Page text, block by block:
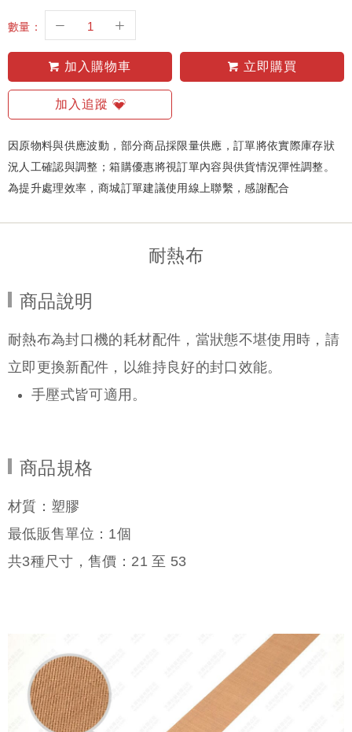
數量：
加入購物車 立即購買
加入追蹤
因原物料與供應波動，部分商品採限量供應，訂單將依實際庫存狀
況人工確認與調整；箱購優惠將視訂單內容與供貨情況彈性調整。
為提升處理效率，商城訂單建議使用線上聯繫，感謝配合
耐熱布
商品說明
耐熱布為封口機的耗材配件，當狀態不堪使用時，請
立即更換新配件，以維持良好的封口效能。
手壓式皆可適用。
商品規格
材質：塑膠
最低販售單位：1個
共3種尺寸，售價： 21 至 53